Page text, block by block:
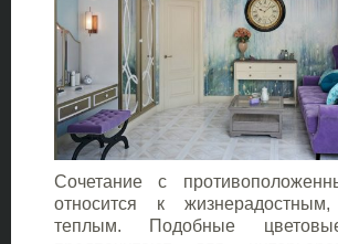
Сочетание с
относится к
теплым. Подобные